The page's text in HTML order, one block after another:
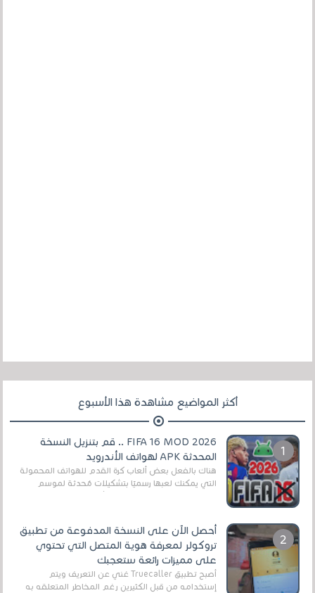
أكثر المواضيع مشاهدة هذا الأسبوع
FIFA 16 MOD 2026 .. قم بتنزيل النسخة
المحدثة APK لهواتف الأندرويد
هناك بالفعل بعض ألعاب كرة القدم للهواتف المحمولة
التي يمكنك لعبها رسميًا بتشكيلات مُحدثة لموسم
أحصل الآن على النسخة المدفوعة من تطبيق
تروكولر لمعرفة هوية المتصل التي تحتوي
على مميزات رائعة ستعجبك
أصبح تطبيق Truecaller غني عن التعريف ويتم
إستخدامه من قبل الكثيرين رغم المخاطر المتعلقه به